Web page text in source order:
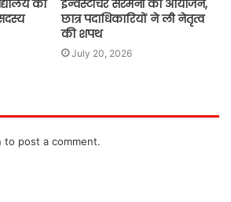
की
इन्वेस्टीचर सेरेमनी का आयोजन,
छात्र पदाधिकारियों ने ली नेतृत्व
की शपथ
July 20, 2026
to post a comment.